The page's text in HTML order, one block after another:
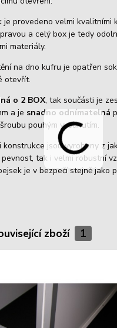
je provedeno velmi kvalitními
a celý box je tedy
materiály.
na dno kufru je opatřen
otevřít.
o 2 BOX, tak součásti je
a je snadno odnímatelná
pouhým vysunutím.
konstrukce jsou vyrobeny z
tak i velmi robustní
je v bezpečí stejně jako
zboží 1